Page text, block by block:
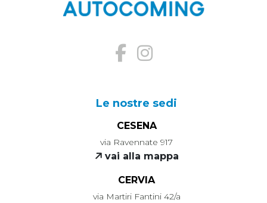
Le nostre sedi
CESENA
via Ravennate 917
vai alla mappa
CERVIA
via Martiri Fantini 42/a